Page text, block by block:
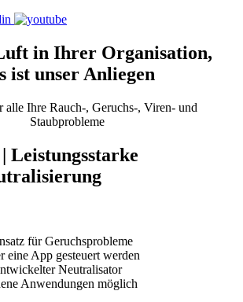
in Ihrer Organisation,
ist unser Anliegen
alle Ihre Rauch-, Geruchs-, Viren- und
Staubprobleme
Leistungsstarke
für Geruchsprobleme
eine App gesteuert werden
Neutralisator
Anwendungen möglich